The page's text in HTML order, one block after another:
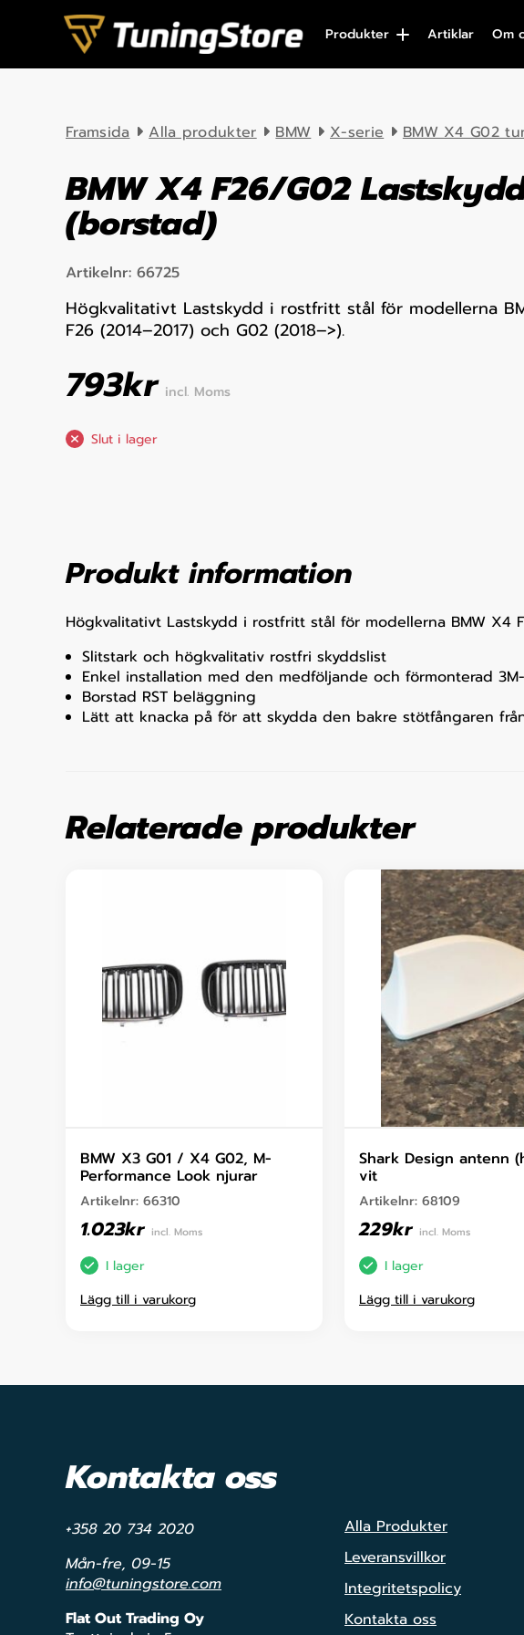
Skip to content
Produkter Artiklar Om
Framsida Alla produkter BMW X-serie BMW X4 G02
BMW X4 F26/G02
(borstad)
Artikelnr: 66725
Högkvalitativt Lastskydd i rostfritt stål för modellerna
F26 (2014–2017) och G02 (2018–>).
793kr incl. Moms
Slut i lager
Produkt information
Högkvalitativt Lastskydd i rostfritt stål för modellerna BMW X4
Slitstark och högkvalitativ rostfri skyddslist
Enkel installation med den medföljande och förmonterad
Borstad RST beläggning
Lätt att knacka på för att skydda den bakre stötfångaren
Relaterade produkter
BMW X3 G01 / X4 G02, M-
Performance Look njurar
Artikelnr: 66310
1.023kr incl. Moms
I lager
Lägg till i varukorg
Shark Design antenn
vit
Artikelnr: 68109
229kr incl. Moms
I lager
Lägg till i varukorg
Kontakta oss
+358 20 734 2020
Mån-fre, 09-15
info@tuningstore.com
Flat Out Trading Oy
Alla Produkter
Leveransvillkor
Integritetspolicy
Kontakta oss